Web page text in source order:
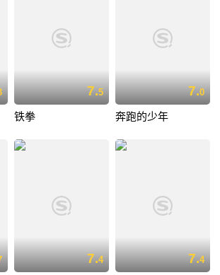
7.5
铁拳
7.0
奔跑的少年
7.4 7.4